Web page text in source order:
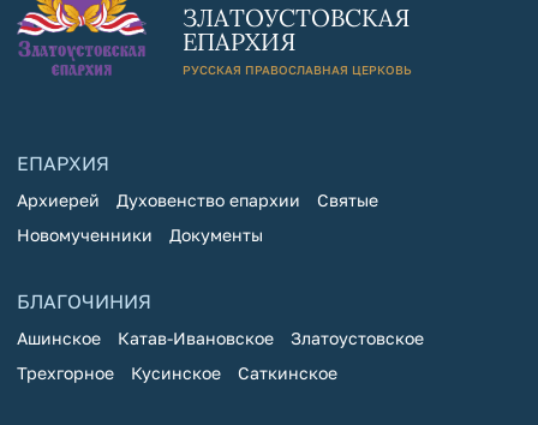
ЗЛАТОУСТОВСКАЯ
ЕПАРХИЯ
РУССКАЯ ПРАВОСЛАВНАЯ ЦЕРКОВЬ
ЕПАРХИЯ
Архиерей Духовенство епархии
Святые
Новомученники
Документы
БЛАГОЧИНИЯ
Ашинское Катав-Ивановское
Златоустовское
Трехгорное
Кусинское Саткинское